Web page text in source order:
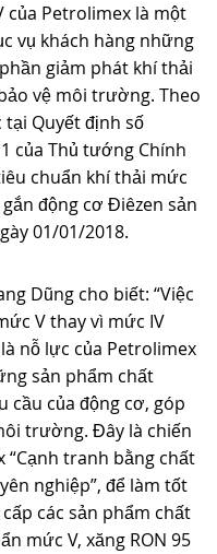
của Petrolimex là một
vụ khách hàng những
giảm phát khí thải
vệ môi trường. Theo
Quyết định số
của Thủ tướng Chính
chuẩn khí thải mức
động cơ Điêzen sản
01/01/2018.
Dũng cho biết: “Việc
V thay vì mức IV
nỗ lực của Petrolimex
sản phẩm chất
của động cơ, góp
trường. Đây là chiến
tranh bằng chất
nghiệp”, để làm tốt
các sản phẩm chất
mức V, xăng RON 95